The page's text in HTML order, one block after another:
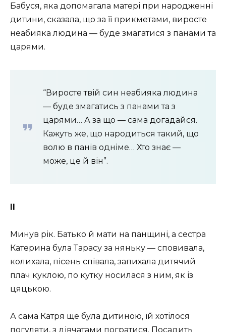
Бабуся, яка допомагала матері при народженні
дитини, сказала, що за її прикметами, виросте
неабияка людина — буде змагатися з панами та
царями.
“Виросте твій син неабияка людина
— буде змагатись з панами та з
царями… А за що — сама догадайся.
Кажуть же, що народиться такий, що
волю в панів одніме… Хто знає —
може, це й він”.
II
Минув рік. Батько й мати на панщині, а сестра
Катерина була Тарасу за няньку — сповивала,
колихала, пісень співала, запихала дитячий
плач куклою, по кутку носилася з ним, як із
цяцькою.
А сама Катря ще була дитиною, їй хотілося
погуляти, з дівчатами погратися. Посадить